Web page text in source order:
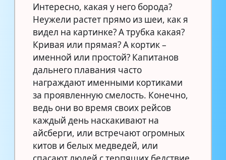
Интересно, какая у него борода?
Неужели растет прямо из шеи, как я
видел на картинке? А трубка какая?
Кривая или прямая? А кортик –
именной или простой? Капитанов
дальнего плавания часто
награждают именными кортиками
за проявленную смелость. Конечно,
ведь они во время своих рейсов
каждый день наскакивают на
айсберги, или встречают огромных
китов и белых медведей, или